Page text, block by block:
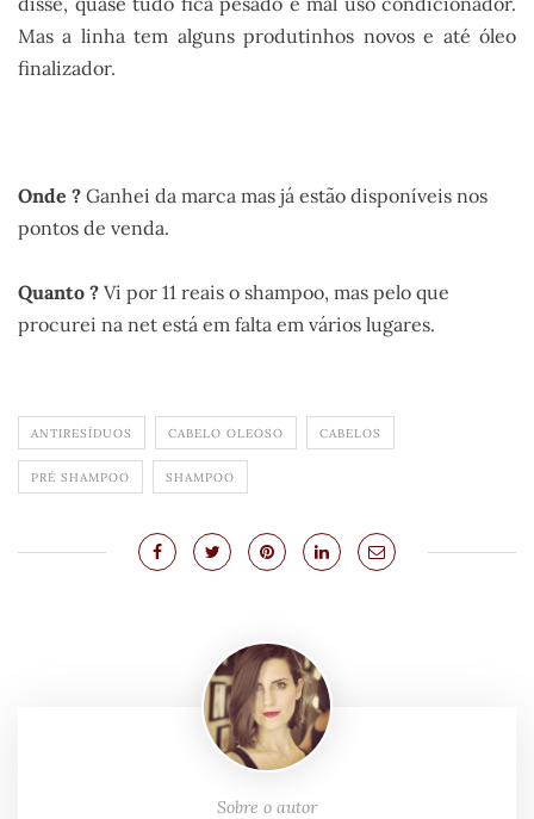
Mas a linha tem alguns produtinhos novos e até óleo
finalizador.
Onde ? Ganhei da marca mas já estão disponíveis nos
pontos de venda.
Quanto ? Vi por 11 reais o shampoo, mas pelo que
procurei na net está em falta em vários lugares.
ANTIRESÍDUOS CABELO OLEOSO CABELOS
PRÉ SHAMPOO SHAMPOO
Sobre o autor